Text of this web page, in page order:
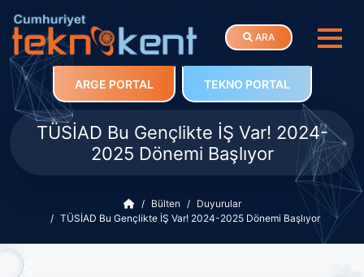
ARA
ARGE PORTAL TEKNO PORTAL
TÜSİAD Bu Gençlikte İŞ Var! 2024-
2025 Dönemi Başlıyor
Bülten
Duyurular
TÜSİAD Bu Gençlikte İŞ Var! 2024-2025 Dönemi Başlıyor